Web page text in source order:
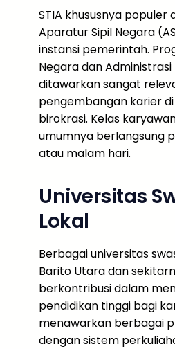
STIA khususnya populer
Aparatur Sipil Negara
instansi pemerintah.
Negara dan Administrasi
ditawarkan sangat
pengembangan karier
birokrasi. Kelas
umumnya berlangsung
atau malam hari.
Universitas
Lokal
Berbagai universitas
Barito Utara dan
berkontribusi dalam
pendidikan tinggi bagi
menawarkan berbagai
dengan sistem